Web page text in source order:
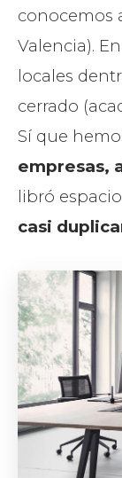
conocemos
Valencia).
locales
cerrado
Sí que
empresas,
libró
casi